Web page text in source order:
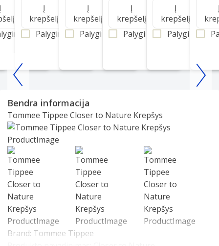
Į
krepšelį
Palyginti
Į
krepšelį
Palyginti
taškuotas
Į
krepšelį
Palyginti
Į
krepšelį
Palyginti
Item
Bendra informacija
Tommee Tippee Closer to Nature Krepšys
Slide 1 of 3
Brand: Tommee Tippee